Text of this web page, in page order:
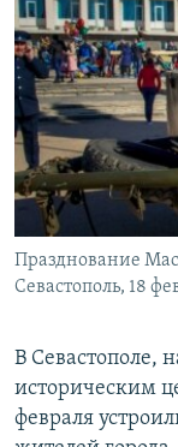
ТЕЛЕПРОЕКТ
СОВЕТЫ
ПРОПАВШИЕ БЕЗ
ПОБЕДИТЕЛЕЙ НЕ
ELIFBE
УКРАИНСКАЯ
Українською
Qırımtatar
ПРИСОЕДИНЯЙТЕСЬ!
Все сайты RFE/
Празднование
Севастополь, 18
В Севастополе,
историческим
февраля